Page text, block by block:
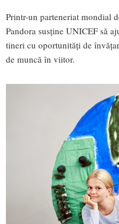
Printr-un parteneriat mondial
Pandora susține UNICEF să
tineri cu oportunități de
de muncă în viitor.